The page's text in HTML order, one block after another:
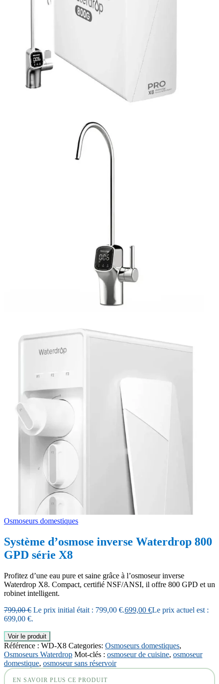
Osmoseurs domestiques
Système d’osmose inverse Waterdrop 800
GPD série X8
Profitez d’une eau pure et saine grâce à l’osmoseur inverse
Waterdrop X8. Compact, certifié NSF/ANSI, il offre 800 GPD et un
robinet intelligent.
799,00€ Le prix initial était : 799,00 €.699,00 €Le prix actuel est :
699,00 €.
Voir le produit
Référence : WD-X8 Categories: Osmoseurs domestiques,
Osmoseurs Waterdrop Mot-clés : osmoseur de cuisine, osmoseur
domestique, osmoseur sans réservoir
EN SAVOIR PLUS CE PRODUIT